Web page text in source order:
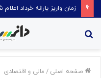
قیمت روغن دریکسال رکورد
صفحه اصلی / مالی و اقتصادی